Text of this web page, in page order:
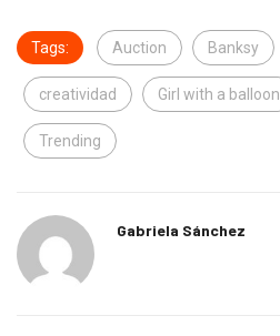
Tags: Auction Banksy
creatividad Girl with a balloon
Trending
Gabriela Sánchez